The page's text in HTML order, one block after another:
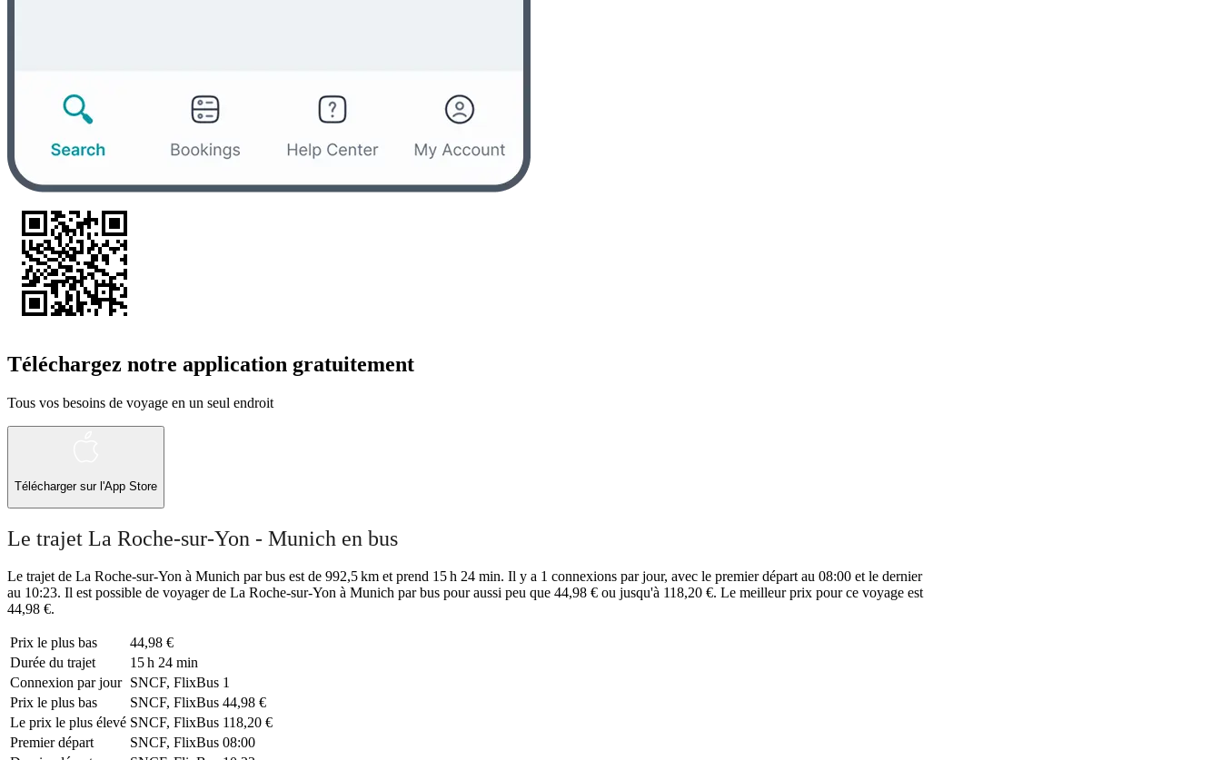
Téléchargez notre application gratuitement
Tous vos besoins de voyage en un seul endroit
Télécharger sur l'App Store
Le trajet La Roche-sur-Yon - Munich en bus
Le trajet de La Roche-sur-Yon à Munich par bus est de 992,5 km et prend 15 h 24 min. Il y a 1 connexions par jour, avec le premier départ au 08:00 et le dernier
au 10:23. Il est possible de voyager de La Roche-sur-Yon à Munich par bus pour aussi peu que 44,98 € ou jusqu'à 118,20 €. Le meilleur prix pour ce voyage est
44,98 €.
Prix ​​le plus bas
44,98 €
Durée du trajet
15 h 24 min
Connexion par jour SNCF, FlixBus 1
Prix ​​le plus bas
SNCF, FlixBus 44,98 €
Le prix le plus élevé SNCF, FlixBus 118,20 €
Premier départ
SNCF, FlixBus 08:00